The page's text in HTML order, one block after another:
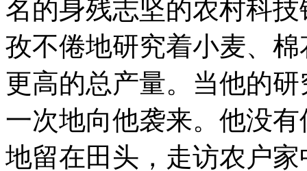
名的身残志坚的农村科
孜不倦地研究着小麦、
更高的总产量。当他的
一次地向他袭来。他没
地留在田头，走访农户